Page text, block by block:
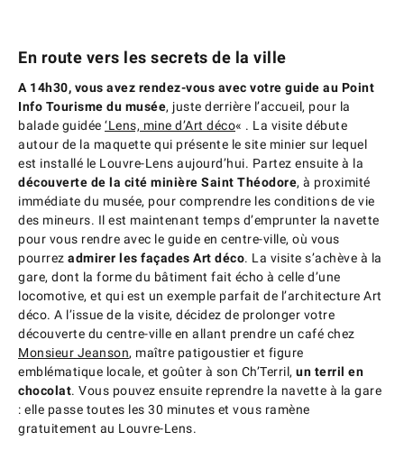
En route vers les secrets de la ville
A 14h30, vous avez rendez-vous avec votre guide au Point
Info Tourisme du musée, juste derrière l’accueil, pour la
balade guidée ‘Lens, mine d’Art déco« . La visite débute
autour de la maquette qui présente le site minier sur lequel
est installé le Louvre-Lens aujourd’hui. Partez ensuite à la
découverte de la cité minière Saint Théodore, à proximité
immédiate du musée, pour comprendre les conditions de vie
des mineurs. Il est maintenant temps d’emprunter la navette
pour vous rendre avec le guide en centre-ville, où vous
pourrez admirer les façades Art déco. La visite s’achève à la
gare, dont la forme du bâtiment fait écho à celle d’une
locomotive, et qui est un exemple parfait de l’architecture Art
déco. A l’issue de la visite, décidez de prolonger votre
découverte du centre-ville en allant prendre un café chez
Monsieur Jeanson, maître patigoustier et figure
emblématique locale, et goûter à son Ch’Terril, un terril en
chocolat. Vous pouvez ensuite reprendre la navette à la gare
: elle passe toutes les 30 minutes et vous ramène
gratuitement au Louvre-Lens.